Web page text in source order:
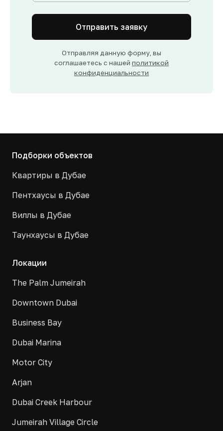
Отправить заявку
Отправляя данную форму, вы
соглашаетесь с нашей политикой
конфиденциальности
Подборки объектов
Квартиры в Дубае
Пентхаусы в Дубае
Виллы в Дубае
Таунхаусы в Дубае
Локации
The Palm Jumeirah
Downtown Dubai
Business Bay
Dubai Marina
Motor City
Arjan
Dubai Creek Harbour
Jumeirah Village Circle